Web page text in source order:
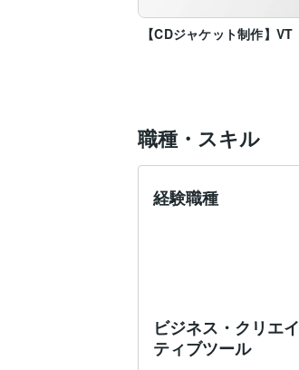
【CDジャケット制作】VT
職種・スキル
経験職種
ビジネス・クリエイ
ティブツール